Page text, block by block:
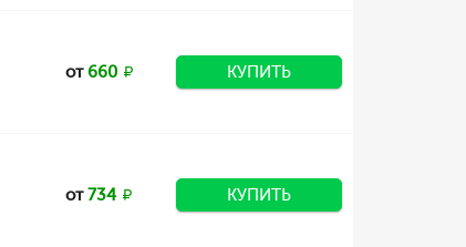
от660 КУПИТЬ
от734 КУПИТЬ